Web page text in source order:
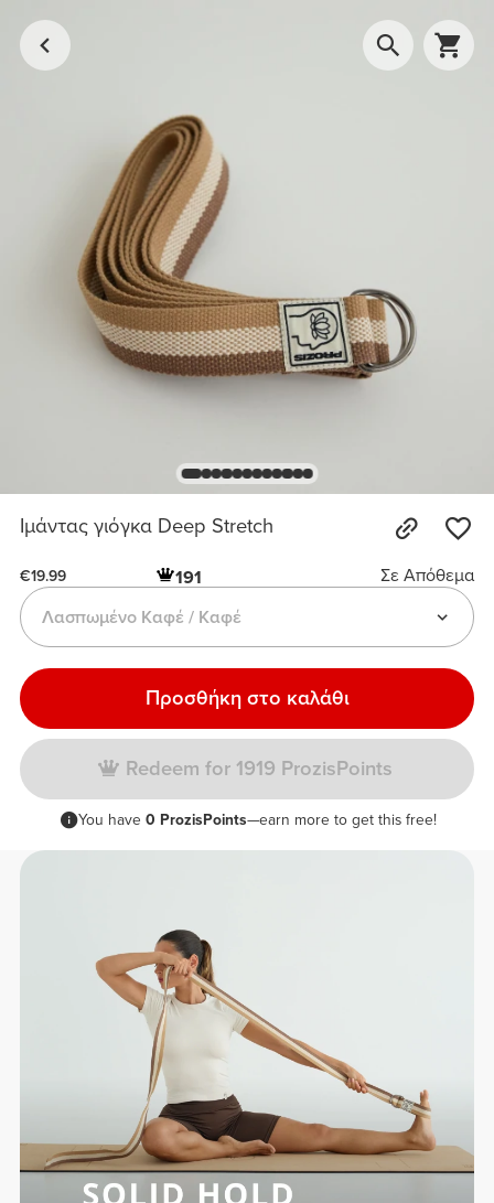
Ιμάντας γιόγκα Deep Stretch
€19.99 191
Σε Απόθεμα
Λασπωμένο Καφέ / Καφέ
Προσθήκη στο καλάθι
Redeem for 1919 ProzisPoints
You have 0 ProzisPoints—earn more to get this free!